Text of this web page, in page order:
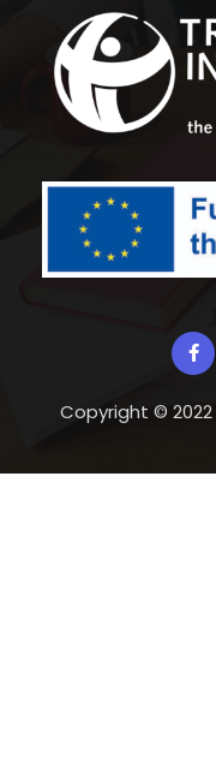
Copyright © 2022